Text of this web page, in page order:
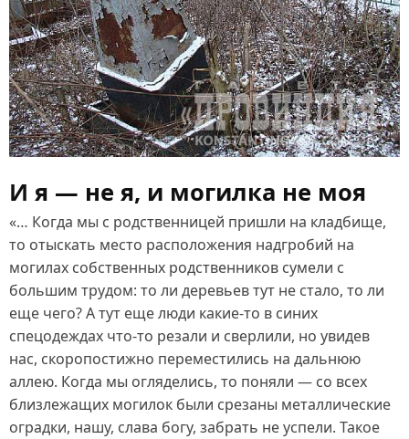
И я — не я, и могилка не моя
«… Когда мы с родственницей пришли на кладбище,
то отыскать место расположения надгробий на
могилах собственных родственников сумели с
большим трудом: то ли деревьев тут не стало, то ли
еще чего? А тут еще люди какие‑то в синих
спецодеждах что‑то резали и сверлили, но увидев
нас, скоропостижно переместились на дальнюю
аллею. Когда мы огляделись, то поняли — со всех
близлежащих могилок были срезаны металлические
оградки, нашу, слава богу, забрать не успели. Такое